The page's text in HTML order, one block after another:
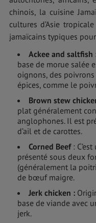
chinois, la cuisine
cultures d’Asie
jamaïcains typiques
Ackee and saltfish
base de morue salée
oignons, des
épices, comme le
Brown stew
plat généralement
anglophones. Il est
d’ail et de carottes.
Corned Beef:
présenté sous deux
(généralement la
de bœuf maigre.
Jerk chicken :
base de viande avec
jerk.